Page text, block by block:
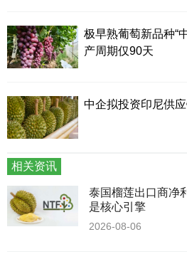
极早熟葡萄新品种“
产周期仅90天
中企拟投资印尼供
相关资讯
泰国榴莲出口商净
是核心引擎
2026-08-06